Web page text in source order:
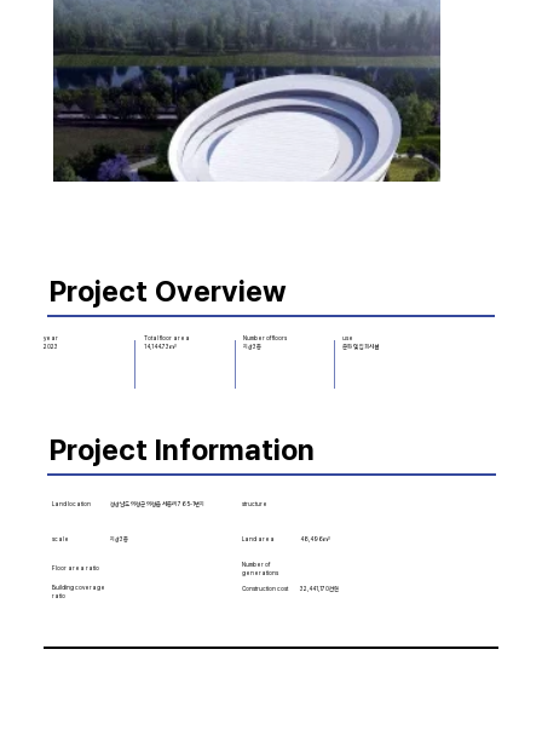
Project Overview
year
2023
Total floor area
14,144.73㎡
Number of floors
지상3층
use
문화 및 집회시설
Project Information
Land location 경상남도 의령군 의령읍 서동리 765-1번지 structure
scale 지상3층 Land area 48,496㎡
Floor area ratio
Number of
generations
Building coverage
ratio
Construction cost 32,441,170천원